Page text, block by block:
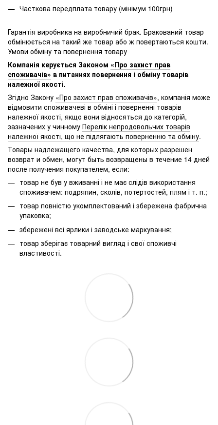
Часткова передплата товару (мінімум 100грн)
Гарантія виробника на виробничий брак. Бракований товар
обмінюється на такий же товар або ж повертаються кошти.
Умови обміну та повернення товару
Компанія керується Законом «Про захист прав
споживачів» в питаннях повернення і обміну товарів
належної якості.
Згідно Закону «Про захист прав споживачів», компанія може
відмовити споживачеві в обміні і поверненні товарів
належної якості, якщо вони відносяться до категорій,
зазначених у чинному Перелік непродовольчих товарів
належної якості, що не підлягають поверненню та обміну.
Товары надлежащего качества, для которых разрешен
возврат и обмен, могут быть возвращены в течение 14 дней
после получения покупателем, если:
товар не був у вживанні і не має слідів використання
споживачем: подряпин, сколів, потертостей, плям і т. п.;
товар повністю укомплектований і збережена фабрична
упаковка;
збережені всі ярлики і заводське маркування;
товар зберігає товарний вигляд і свої споживчі
властивості.